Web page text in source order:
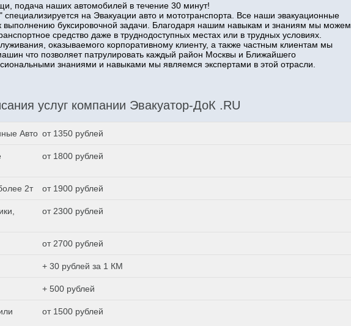
подача наших автомобилей в течение 30 минут!
на Эвакуации авто и мототранспорта. Все наши эвакуационные
выполнению буксировочной задачи. Благодаря нашим навыкам и знаниям мы можем
средство даже в труднодоступных местах или в трудных условиях.
оказываемого корпоративному клиенту, а также частным клиентам мы
что позволяет патрулировать каждый район Москвы и Ближайшего
знаниями и навыками мы являемся экспертами в этой отрасли.
услуг компании Эвакуатор-ДоК .RU
Авто от 1350 рублей
от 1800 рублей
2т от 1900 рублей
от 2300 рублей
от 2700 рублей
+ 30 рублей за 1 КМ
+ 500 рублей
от 1500 рублей